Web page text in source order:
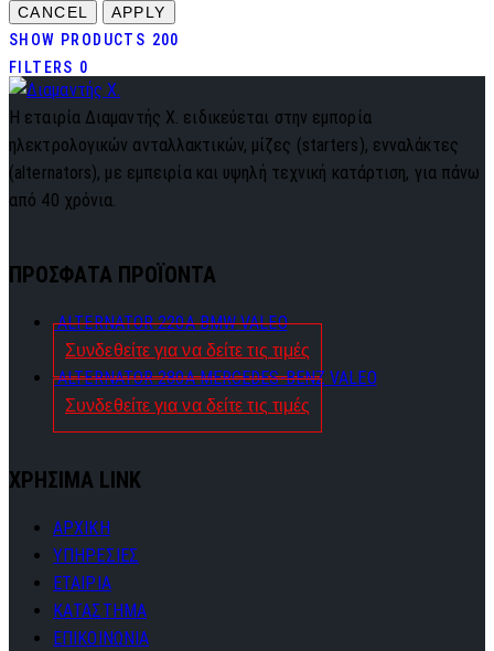
SHOW PRODUCTS 200
FILTERS 0
Η εταιρία Διαμαντής Χ. ειδικεύεται στην εμπορία
ηλεκτρολογικών ανταλλακτικών, μίζες (starters), ενναλάκτες
(alternators), με εμπειρία και υψηλή τεχνική κατάρτιση, για πάνω
από 40 χρόνια.
ΠΡΟΣΦΑΤΑ ΠΡΟΪΟΝΤΑ
ALTERNATOR 220A BMW VALEO
Συνδεθείτε για να δείτε τις τιμές
ALTERNATOR 280A MERCEDES-BENZ VALEO
Συνδεθείτε για να δείτε τις τιμές
ΧΡΗΣΙΜΑ LINK
ΑΡΧΙΚΗ
ΥΠΗΡΕΣΙΕΣ
ΕΤΑΙΡΙΑ
ΚΑΤΑΣΤΗΜΑ
ΕΠΙΚΟΙΝΩΝΙΑ